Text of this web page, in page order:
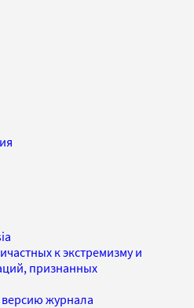
к экстремизму и
признанных
журнала